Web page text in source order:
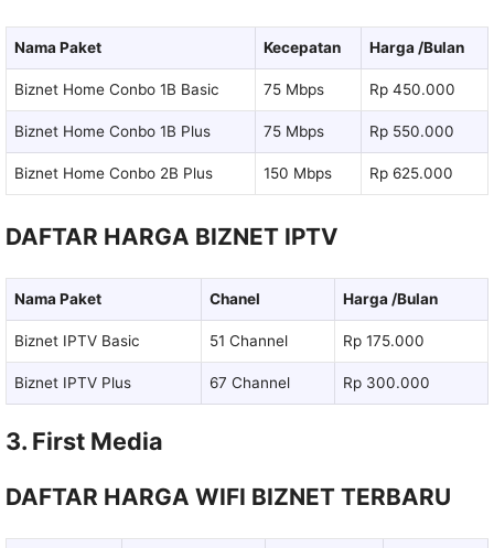
Nama Paket Kecepatan Harga /Bulan
Biznet Home Conbo 1B Basic 75 Mbps Rp 450.000
Biznet Home Conbo 1B Plus 75 Mbps Rp 550.000
Biznet Home Conbo 2B Plus 150 Mbps Rp 625.000
DAFTAR HARGA BIZNET IPTV
Nama Paket Chanel Harga /Bulan
Biznet IPTV Basic 51 Channel Rp 175.000
Biznet IPTV Plus 67 Channel Rp 300.000
3. First Media
DAFTAR HARGA WIFI BIZNET TERBARU